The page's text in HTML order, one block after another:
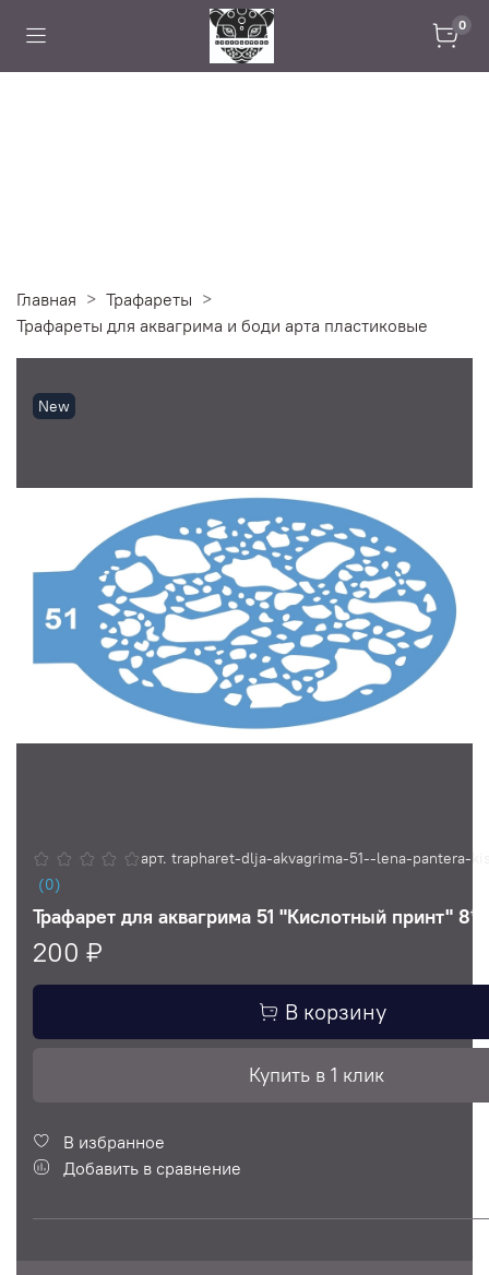
0
Главная
Трафареты
Трафареты для аквагрима и боди арта пластиковые
New
(0)
арт.trapharet-dlja-akvagrima-51--lena-pantera-
Трафарет для аквагрима 51 "Кислотный принт"
200 ₽
В корзину
Купить в 1 клик
В избранное
Добавить в сравнение